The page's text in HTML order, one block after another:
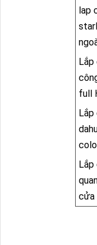
lap
Lắp
full
Lắp
Lắp
cửa